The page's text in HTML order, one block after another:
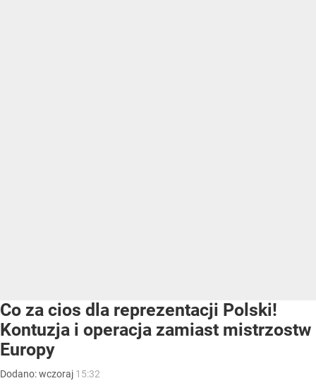
Co za cios dla reprezentacji Polski!
Kontuzja i operacja zamiast mistrzostw
Europy
Dodano:wczoraj 15:32